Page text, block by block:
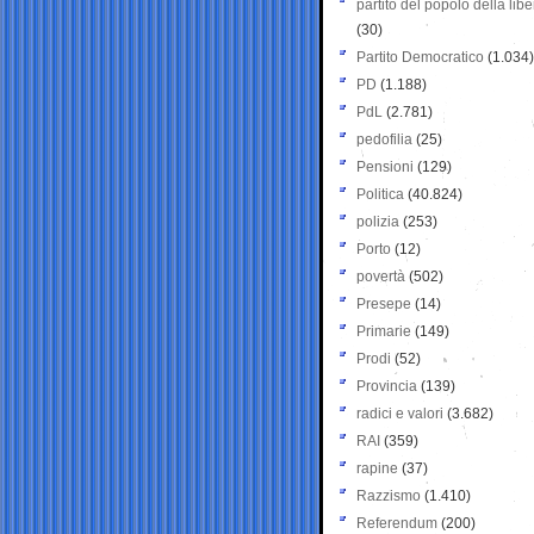
partito del popolo della
(30)
Partito Democratico (1.034)
PD (1.188)
PdL (2.781)
pedofilia (25)
Pensioni (129)
Politica (40.824)
polizia (253)
Porto (12)
povertà (502)
Presepe (14)
Primarie (149)
Prodi (52)
Provincia (139)
radici e valori (3.682)
RAI (359)
rapine (37)
Razzismo (1.410)
Referendum (200)